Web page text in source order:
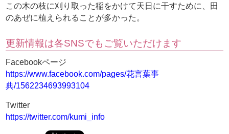
この木の枝に刈り取った稲をかけて天日に干すために、田
のあぜに植えられることが多かった。
更新情報は各SNSでもご覧いただけます
Facebookページ
https://www.facebook.com/pages/花言葉事
典/1562234693993104
Twitter
https://twitter.com/kumi_info